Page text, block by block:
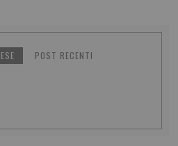
POST RECENTI